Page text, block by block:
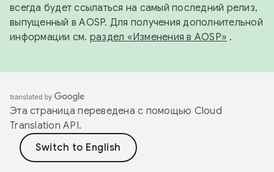
всегда будет ссылаться на самый последний релиз,
выпущенный в AOSP. Для получения дополнительной
информации см. раздел «Изменения в AOSP» .
Эта страница переведена с помощью Cloud
Translation API.